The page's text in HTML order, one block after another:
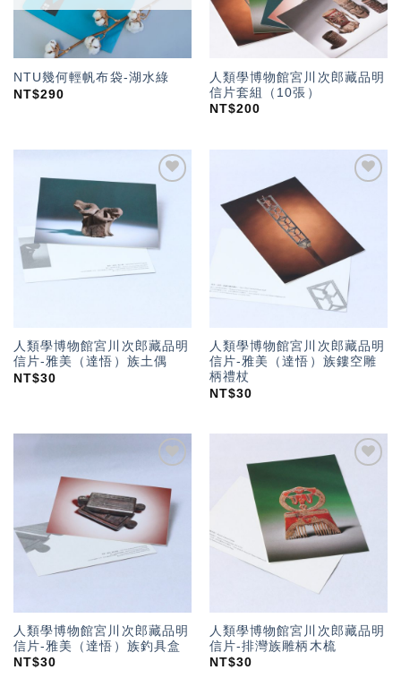
NTU幾何輕帆布袋-湖水綠
NT$290
人類學博物館宮川次郎藏品明
信片套組（10張）
NT$200
人類學博物館宮川次郎藏品明
信片-雅美（達悟）族土偶
NT$30
人類學博物館宮川次郎藏品明
信片-雅美（達悟）族鏤空雕
柄禮杖
NT$30
「願
望輕
單」
人類學博物館宮川次郎藏品明
信片-雅美（達悟）族釣具盒
NT$30
單」
人類學博物館宮川次郎藏品明
信片-排灣族雕柄木梳
NT$30